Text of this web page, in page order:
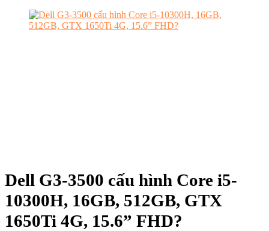
Dell G3-3500 cấu hình Core i5-
10300H, 16GB, 512GB, GTX
1650Ti 4G, 15.6” FHD?